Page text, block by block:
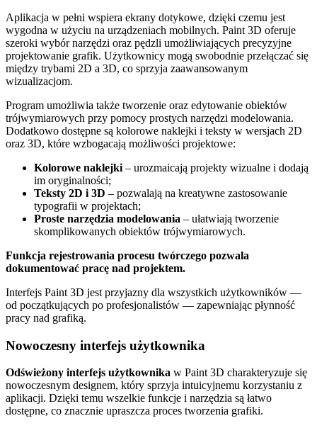
Aplikacja w pełni wspiera ekrany dotykowe, dzięki czemu jest
wygodna w użyciu na urządzeniach mobilnych. Paint 3D oferuje
szeroki wybór narzędzi oraz pędzli umożliwiających precyzyjne
projektowanie grafik. Użytkownicy mogą swobodnie przełączać się
między trybami 2D a 3D, co sprzyja zaawansowanym
wizualizacjom.
Program umożliwia także tworzenie oraz edytowanie obiektów
trójwymiarowych przy pomocy prostych narzędzi modelowania.
Dodatkowo dostępne są kolorowe naklejki i teksty w wersjach 2D
oraz 3D, które wzbogacają możliwości projektowe:
Kolorowe naklejki – urozmaicają projekty wizualne i dodają
im oryginalności;
Teksty 2D i 3D – pozwalają na kreatywne zastosowanie
typografii w projektach;
Proste narzędzia modelowania – ułatwiają tworzenie
skomplikowanych obiektów trójwymiarowych.
Funkcja rejestrowania procesu twórczego pozwala
dokumentować pracę nad projektem.
Interfejs Paint 3D jest przyjazny dla wszystkich użytkowników —
od początkujących po profesjonalistów — zapewniając płynność
pracy nad grafiką.
Nowoczesny interfejs użytkownika
Odświeżony interfejs użytkownika w Paint 3D charakteryzuje się
nowoczesnym designem, który sprzyja intuicyjnemu korzystaniu z
aplikacji. Dzięki temu wszelkie funkcje i narzędzia są łatwo
dostępne, co znacznie upraszcza proces tworzenia grafiki.